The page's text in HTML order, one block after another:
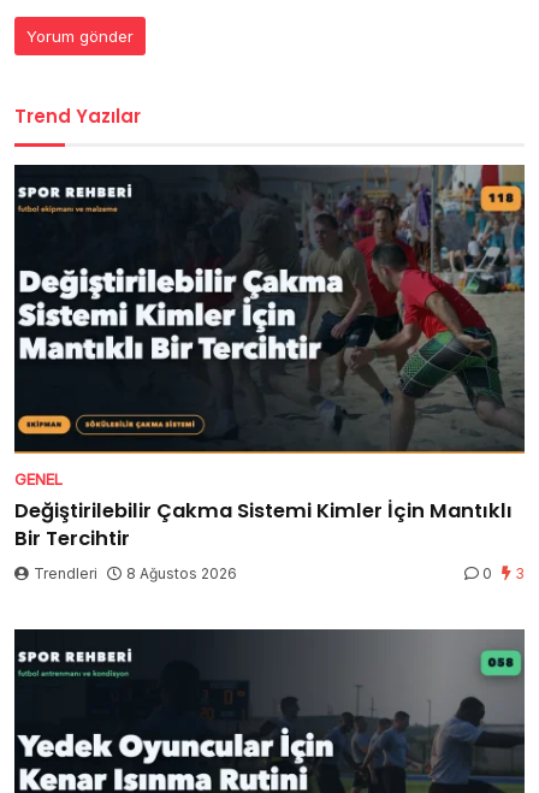
Trend Yazılar
GENEL
Değiştirilebilir Çakma Sistemi Kimler İçin Mantıklı
Bir Tercihtir
Trendleri 8 Ağustos 2026 0 3